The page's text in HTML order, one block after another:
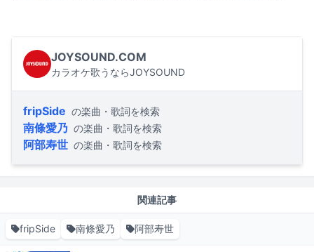
JOYSOUND.COM
カラオケ歌うならJOYSOUND
fripSide の楽曲・歌詞を検索
南條愛乃 の楽曲・歌詞を検索
阿部寿世 の楽曲・歌詞を検索
関連記事
fripSide 南條愛乃 阿部寿世